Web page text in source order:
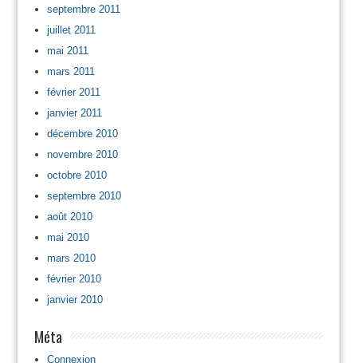
septembre 2011
juillet 2011
mai 2011
mars 2011
février 2011
janvier 2011
décembre 2010
novembre 2010
octobre 2010
septembre 2010
août 2010
mai 2010
mars 2010
février 2010
janvier 2010
Méta
Connexion